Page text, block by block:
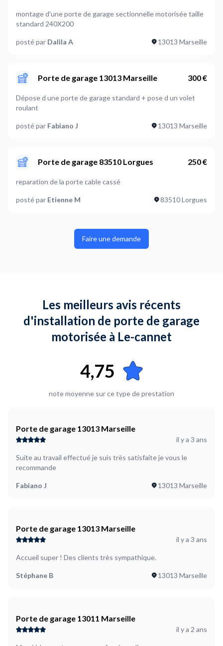
montage d'une porte de garage sectionnelle motorisée taille
standard 240X200
posté par Dalila A 13013 Marseille
Porte de garage 13013 Marseille 300 €
Dépose d une porte de garage standard + pose d un volet
roulant
posté par Fabiano J 13013 Marseille
Porte de garage 83510 Lorgues 250 €
reparation de la porte cable cassé
posté par Etienne M 83510 Lorgues
Faire une demande
Les meilleurs avis récents
d'installation de porte de garage
motorisée à Le-cannet
4,75
note moyenne sur ce type de prestation
Porte de garage 13013 Marseille
il y a 3 ans
Suite au travail effectué je suis très satisfaite je vous le
recommande
Fabiano J 13013 Marseille
Porte de garage 13013 Marseille
il y a 3 ans
Accueil super ! Des clients très sympathique.
Stéphane B 13013 Marseille
Porte de garage 13011 Marseille
il y a 2 ans